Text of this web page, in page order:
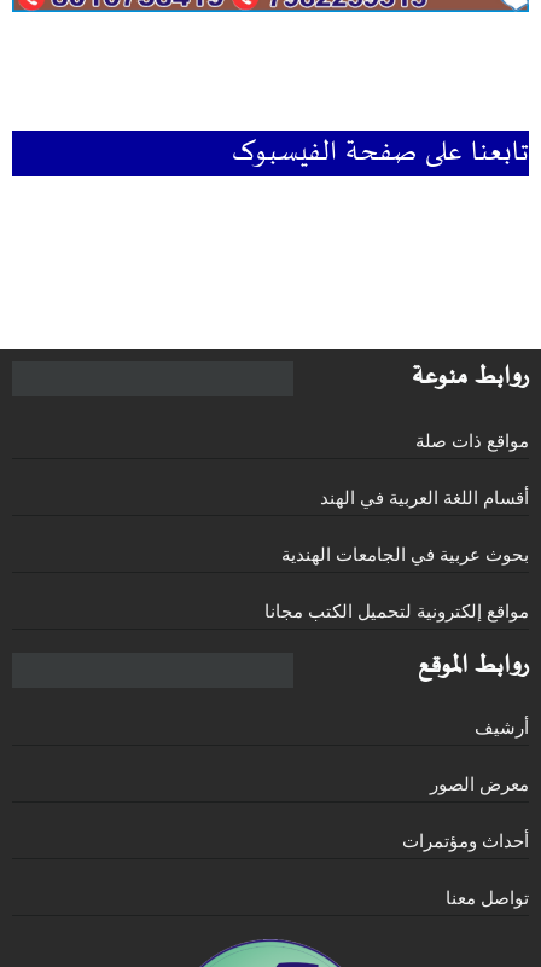
تابعنا علی صفحۃ الفیسبوک
روابط منوعة
مواقع ذات صلة
أقسام اللغة العربية في الهند
بحوث عربية في الجامعات الهندية
مواقع إلكترونية لتحميل الكتب مجانا
روابط الموقع
أرشيف
معرض الصور
أحداث ومؤتمرات
تواصل معنا